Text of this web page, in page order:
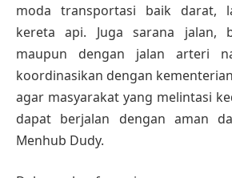
moda transportasi baik darat,
kereta api. Juga sarana
maupun dengan jalan arteri
koordinasikan dengan
agar masyarakat yang melintasi
dapat berjalan dengan aman
Menhub Dudy.